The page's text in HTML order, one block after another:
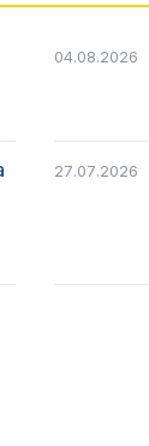
04.08.2026
27.07.2026